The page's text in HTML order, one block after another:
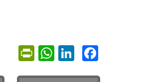
Facebook
LinkedIn